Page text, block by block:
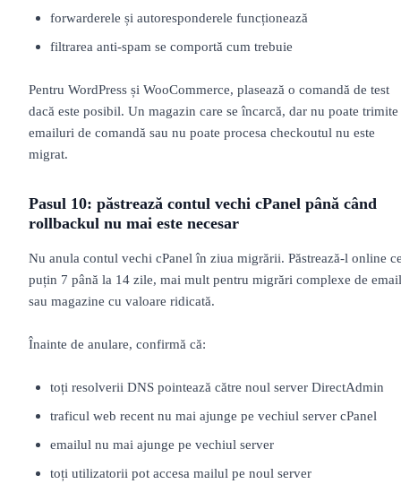
forwarderele și autoresponderele funcționează
filtrarea anti-spam se comportă cum trebuie
Pentru WordPress și WooCommerce, plasează o comandă de test
dacă este posibil. Un magazin care se încarcă, dar nu poate trimite
emailuri de comandă sau nu poate procesa checkoutul nu este
migrat.
Pasul 10: păstrează contul vechi cPanel până când
rollbackul nu mai este necesar
Nu anula contul vechi cPanel în ziua migrării. Păstrează-l online
puțin 7 până la 14 zile, mai mult pentru migrări complexe de email
sau magazine cu valoare ridicată.
Înainte de anulare, confirmă că:
toți resolverii DNS pointează către noul server DirectAdmin
traficul web recent nu mai ajunge pe vechiul server cPanel
emailul nu mai ajunge pe vechiul server
toți utilizatorii pot accesa mailul pe noul server